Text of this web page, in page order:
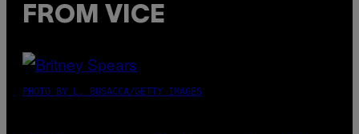
FROM VICE
PHOTO BY L. BUSACCA/GETTY IMAGES